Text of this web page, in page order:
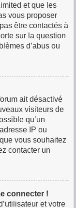
et que les
vous proposer
être contactés à
sur la question
d’abus ou
ait désactivé
visiteurs de
qu’un
IP ou
vous souhaitez
contacter un
connecter !
et votre